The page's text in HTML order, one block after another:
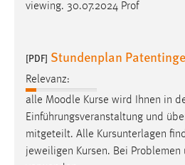
viewing. 30.07.2024 Prof
[PDF] Stundenplan
Relevanz:
alle Moodle Kurse wird Ihnen in
Einführungsveranstaltung und
mitgeteilt. Alle Kursunterlagen
jeweiligen Kursen. Bei Problemen